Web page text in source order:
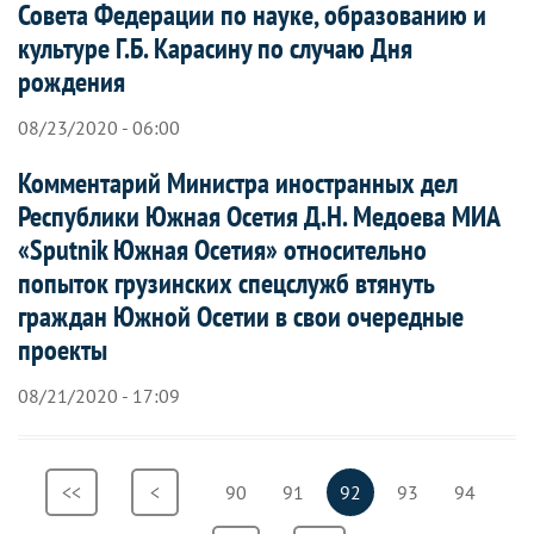
Совета Федерации по науке, образованию и
культуре Г.Б. Карасину по случаю Дня
рождения
08/23/2020 - 06:00
Комментарий Министра иностранных дел
Республики Южная Осетия Д.Н. Медоева МИА
«Sputnik Южная Осетия» относительно
попыток грузинских спецслужб втянуть
граждан Южной Осетии в свои очередные
проекты
08/21/2020 - 17:09
Нумерация
страниц
Первая
<<
Предыдущая
< Страница
90 Страница
91
Текущая
92 Страница
93 Страница
94